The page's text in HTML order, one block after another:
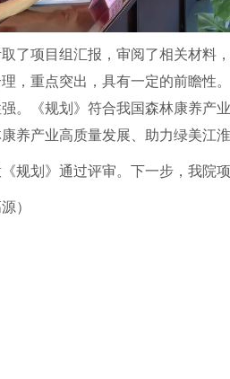
了项目组汇报，审阅了相关材料
，重点突出，具有一定的前瞻性
。《规划》符合我国森林康养产
养产业高质量发展、助力绿美江
规划》通过评审。下一步，我院
）